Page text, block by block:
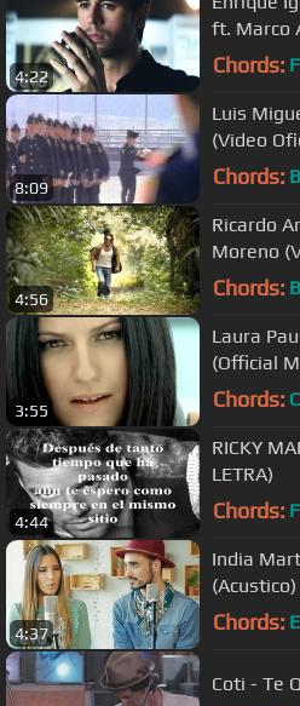
4:22
ft. Marco
Chords:
8:09
Luis
(Video
Chords: B
4:56
Ricardo
Moreno
Chords: B
3:55
Laura
(Official
Chords: C
4:44
RICKY
LETRA)
Chords: F
4:37
India
Chords: E
Coti - Te